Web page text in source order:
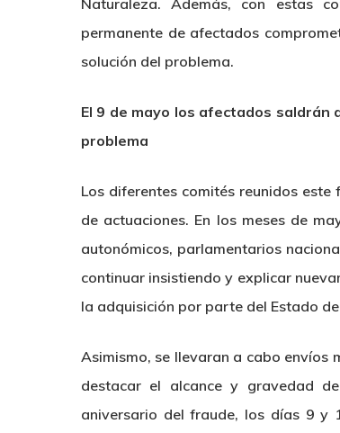
Naturaleza. Además, con estas
permanente de afectados
solución del problema.
El 9 de mayo los afectados saldrán
problema
Los diferentes comités reunidos
de actuaciones. En los meses de
autonómicos, parlamentarios
continuar insistiendo y explicar
la adquisición por parte del Estado
Asimismo, se llevaran a cabo
destacar el alcance y gravedad
aniversario del fraude, los días 9 y